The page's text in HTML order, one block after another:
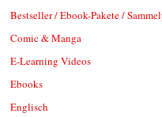
Bestseller / Ebook-Pakete /
Comic & Manga
E-Learning Videos
Ebooks
Englisch